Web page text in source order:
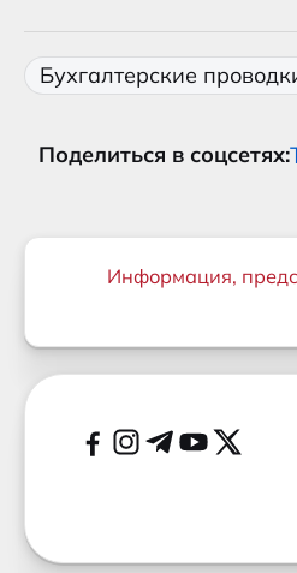
Бухгалтерские
Поделиться в соцсетях:
ВажнаяИнформация,
Социальные сети